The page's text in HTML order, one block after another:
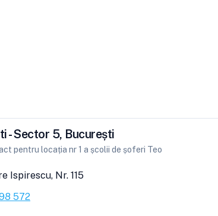
- Sector 5, București
pentru locația nr 1 a școlii de șoferi Teo
Ispirescu, Nr. 115
572